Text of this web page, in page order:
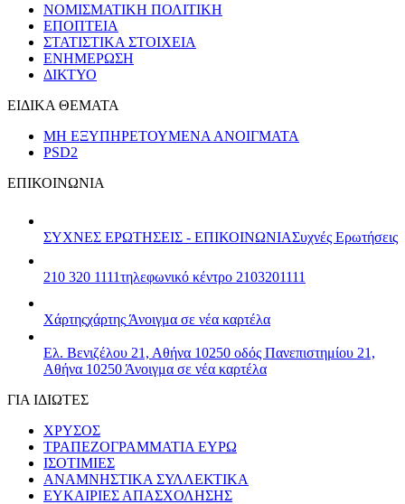
ΝΟΜΙΣΜΑΤΙΚΗ ΠΟΛΙΤΙΚΗ
ΕΠΟΠΤΕΙΑ
ΣΤΑΤΙΣΤΙΚΑ ΣΤΟΙΧΕΙΑ
ΕΝΗΜΕΡΩΣΗ
ΔΙΚΤΥΟ
ΕΙΔΙΚΑ ΘΕΜΑΤΑ
ΜΗ ΕΞΥΠΗΡΕΤΟΥΜΕΝΑ ΑΝΟΙΓΜΑΤΑ
PSD2
ΕΠΙΚΟΙΝΩΝΙΑ
ΣΥΧΝΕΣ ΕΡΩΤΗΣΕΙΣ - ΕΠΙΚΟΙΝΩΝΙΑΣυχνές Ερωτήσεις
210 320 1111τηλεφωνικό κέντρο 2103201111
Χάρτηςχάρτης Άνοιγμα σε νέα καρτέλα
Ελ. Βενιζέλου 21, Αθήνα 10250 οδός Πανεπιστημίου 21,
Αθήνα 10250 Άνοιγμα σε νέα καρτέλα
ΓΙΑ ΙΔΙΩΤΕΣ
ΧΡΥΣΟΣ
ΤΡΑΠΕΖΟΓΡΑΜΜΑΤΙΑ ΕΥΡΩ
ΙΣΟΤΙΜΙΕΣ
ΑΝΑΜΝΗΣΤΙΚΑ ΣΥΛΛΕΚΤΙΚΑ
ΕΥΚΑΙΡΙΕΣ ΑΠΑΣΧΟΛΗΣΗΣ